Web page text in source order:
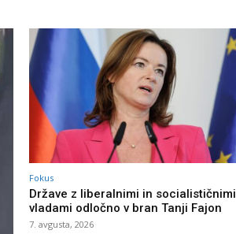
Fokus
Države z liberalnimi in socialističnimi
vladami odločno v bran Tanji Fajon
7. avgusta, 2026